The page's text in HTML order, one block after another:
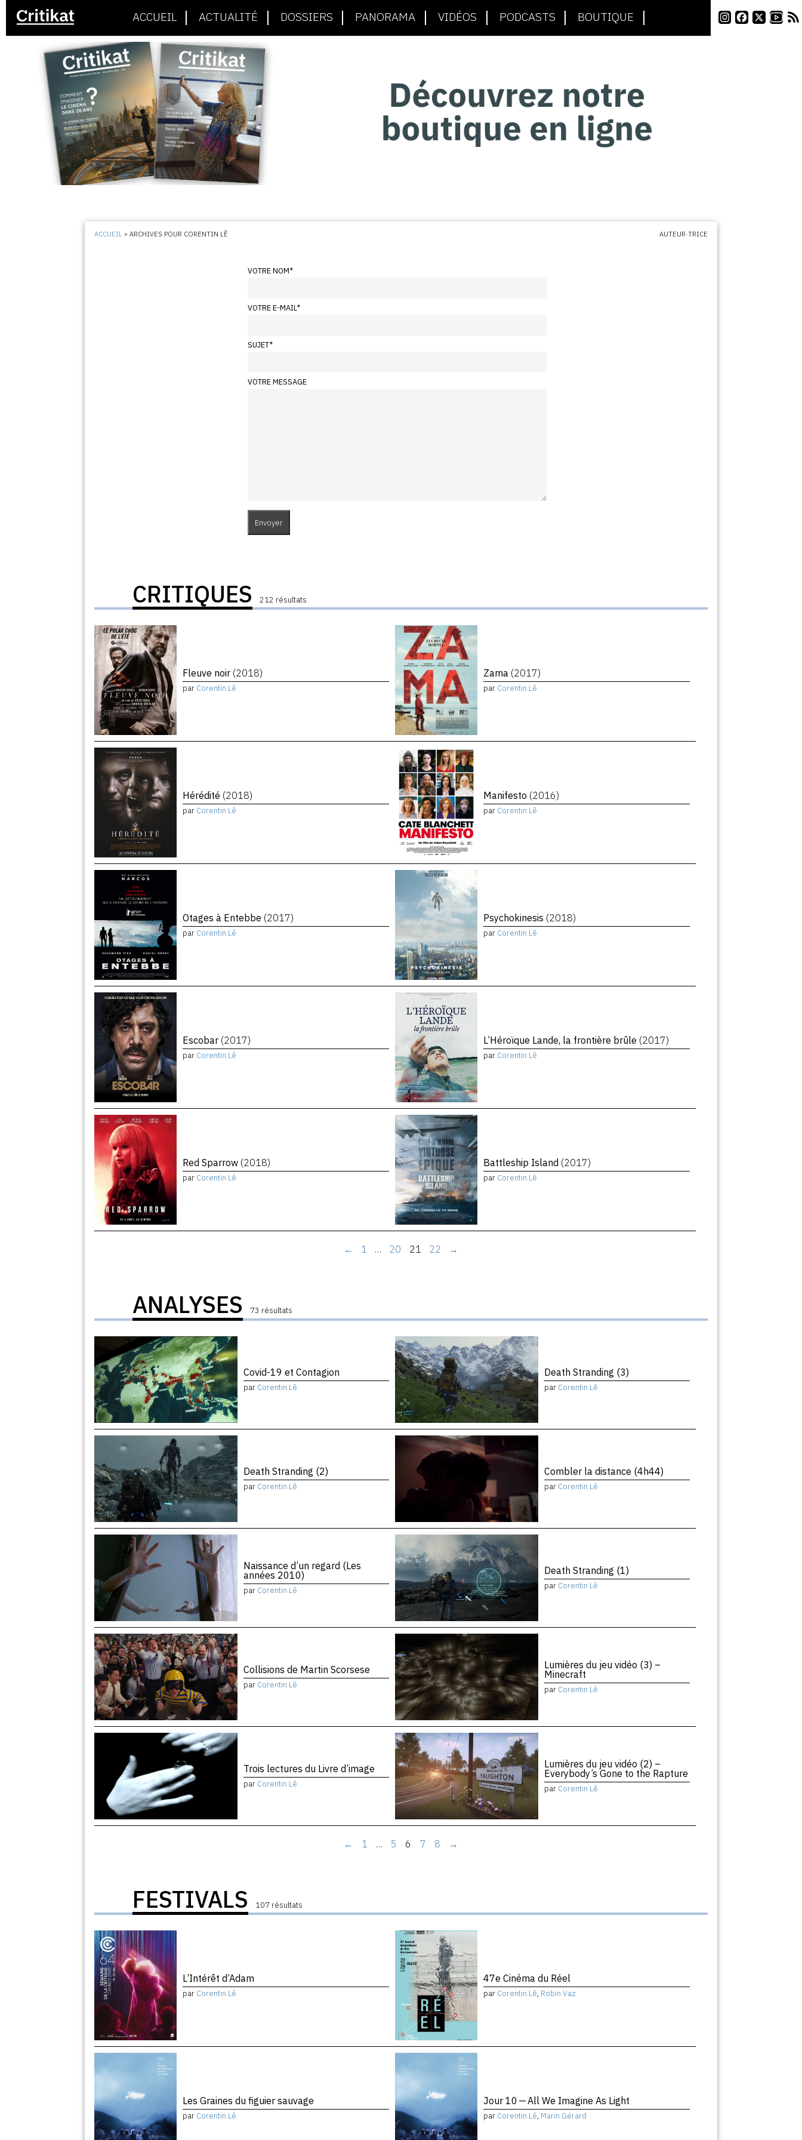
ACCUEIL ACTUALITÉ DOSSIERS PANORAMA VIDÉOS PODCASTS BOUTIQUE
ACCUEIL »ARCHIVES POUR CORENTIN LÊ AUTEUR·TRICE
VOTRE NOM*
VOTRE E-MAIL*
SUJET*
VOTRE MESSAGE
CRITIQUES 212 résultats
Fleuve noir (2018)
par Corentin Lê
Zama (2017)
par Corentin Lê
Hérédité (2018)
par Corentin Lê
Manifesto (2016)
par Corentin Lê
Otages à Entebbe (2017)
par Corentin Lê
Psychokinesis (2018)
par Corentin Lê
Escobar (2017)
par Corentin Lê
L’Héroïque Lande, la frontière brûle (2017)
par Corentin Lê
Red Sparrow (2018)
par Corentin Lê
Battleship Island (2017)
par Corentin Lê
← 1 … 20 21 22 →
ANALYSES 73 résultats
Covid-19 et Contagion
par Corentin Lê
Death Stranding (3)
par Corentin Lê
Death Stranding (2)
par Corentin Lê
Combler la distance (4h44)
par Corentin Lê
Naissance d’un regard (Les
années 2010)
par Corentin Lê
Death Stranding (1)
par Corentin Lê
Collisions de Martin Scorsese
par Corentin Lê
Lumières du jeu vidéo (3) –
Minecraft
par Corentin Lê
Trois lectures du Livre d’image
par Corentin Lê
Lumières du jeu vidéo (2) –
Everybody’s Gone to the Rapture
par Corentin Lê
← 1 … 5 6 7 8 →
FESTIVALS 107 résultats
L’Intérêt d’Adam
par Corentin Lê
47e Cinéma du Réel
par Corentin Lê, Robin Vaz
Les Graines du figuier sauvage
par Corentin Lê
Jour 10 — All We Imagine As Light
par Corentin Lê, Marin Gérard